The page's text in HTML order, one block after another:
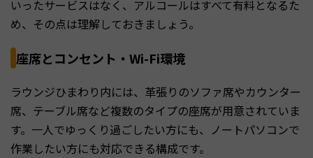
いったサービスはなく、アルコールはすべて有料となるた
め、その点は理解しておきましょう。
座席とコンセント・Wi-Fi環境
ラウンジひまわり内には、革張りのソファ席やカウンター
席、テーブル席など複数のタイプの座席が用意されていま
す。一人でゆっくり過ごしたい方にも、ノートパソコンで
作業したい方にも対応できる構成です。